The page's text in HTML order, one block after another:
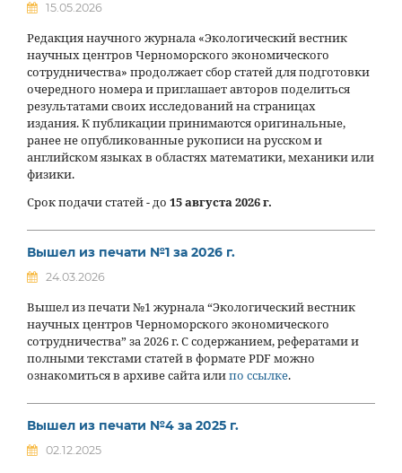
15.05.2026
Редакция научного журнала «Экологический вестник
научных центров Черноморского экономического
сотрудничества» продолжает сбор статей для подготовки
очередного номера и приглашает авторов поделиться
результатами своих исследований на страницах
издания. К публикации принимаются оригинальные,
ранее не опубликованные рукописи на русском и
английском языках в областях математики, механики или
физики.
Срок подачи статей - до 15 августа 2026 г.
Вышел из печати №1 за 2026 г.
24.03.2026
Вышел из печати №1 журнала “Экологический вестник
научных центров Черноморского экономического
сотрудничества” за 2026 г. С содержанием, рефератами и
полными текстами статей в формате PDF можно
ознакомиться в архиве сайта илипо ссылке.
Вышел из печати №4 за 2025 г.
02.12.2025